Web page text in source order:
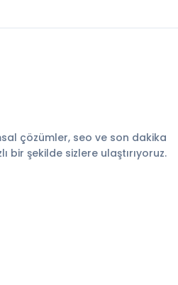
çözümler, seo ve son dakika
bir şekilde sizlere ulaştırıyoruz.